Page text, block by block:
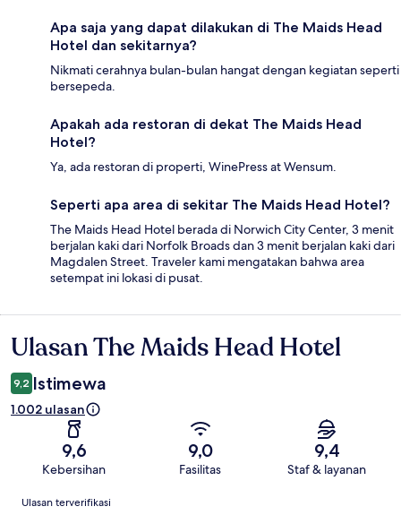
Apa saja yang dapat dilakukan di The Maids Head
Hotel dan sekitarnya?
Nikmati cerahnya bulan-bulan hangat dengan kegiatan seperti
bersepeda.
Apakah ada restoran di dekat The Maids Head
Hotel?
Ya, ada restoran di properti, WinePress at Wensum.
Seperti apa area di sekitar The Maids Head Hotel?
The Maids Head Hotel berada di Norwich City Center, 3 menit
berjalan kaki dari Norfolk Broads dan 3 menit berjalan kaki dari
Magdalen Street. Traveler kami mengatakan bahwa area
setempat ini lokasi di pusat.
Ulasan
Ulasan The Maids Head Hotel
9,2 Istimewa
1.002 ulasan
9,6
Kebersihan
9,0
Fasilitas
9,4
Staf & layanan
Ulasan
Ulasan terverifikasi